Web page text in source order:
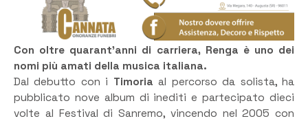
Con oltre quarant’anni di carriera, Renga è uno dei
nomi più amati della musica italiana.
Dal debutto con i Timoria al percorso da solista, ha
pubblicato nove album di inediti e partecipato dieci
volte al Festival di Sanremo, vincendo nel 2005 con